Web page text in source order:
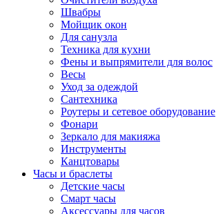
Швабры
Мойщик окон
Для санузла
Техника для кухни
Фены и выпрямители для волос
Весы
Уход за одеждой
Сантехника
Роутеры и сетевое оборудование
Фонари
Зеркало для макияжа
Инструменты
Канцтовары
Часы и браслеты
Детские часы
Смарт часы
Аксессуары для часов